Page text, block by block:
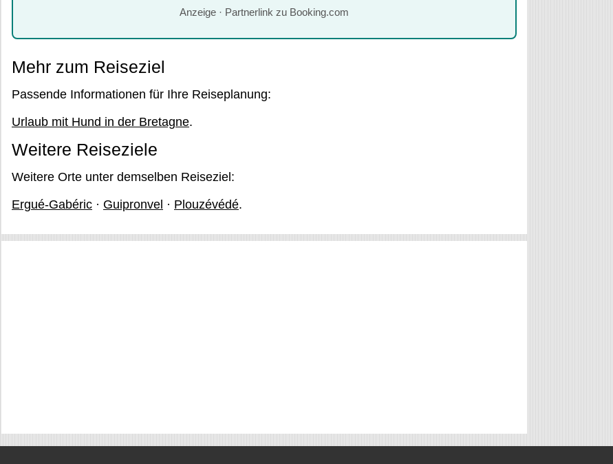
Anzeige · Partnerlink zu Booking.com
Mehr zum Reiseziel
Passende Informationen für Ihre Reiseplanung:
Urlaub mit Hund in der Bretagne.
Weitere Reiseziele
Weitere Orte unter demselben Reiseziel:
Ergué-Gabéric · Guipronvel · Plouzévédé.